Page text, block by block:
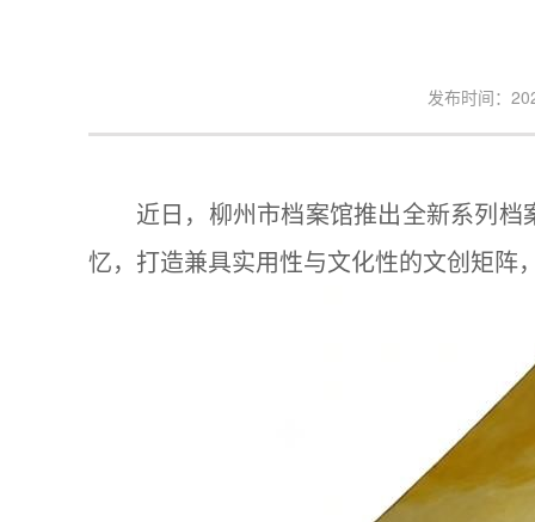
发布时间：
近日，柳州市档案馆推出全新系列
忆，打造兼具实用性与文化性的文创矩阵